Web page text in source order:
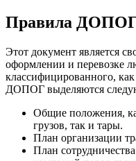
Правила
Этот документ является
оформлении и перевозке
классифицированного,
ДОПОГ выделяются
Общие положения,
грузов, так и тары.
План организации
План